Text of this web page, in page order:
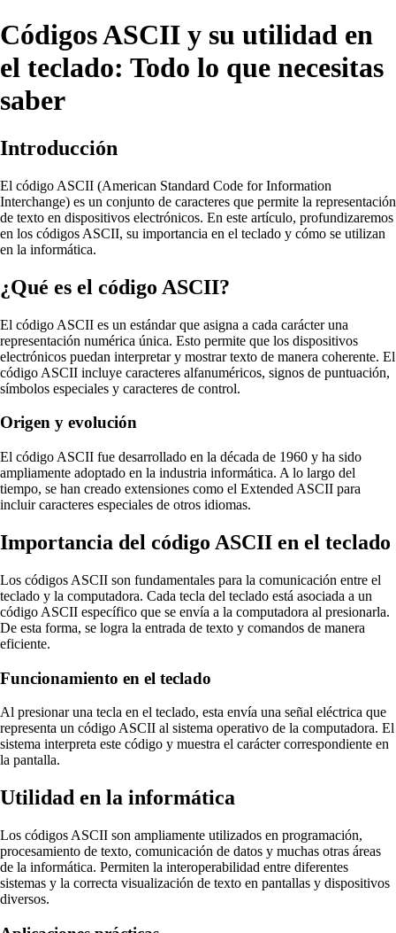
Códigos ASCII y su utilidad en
el teclado: Todo lo que necesitas
saber
Introducción
El código ASCII (American Standard Code for Information
Interchange) es un conjunto de caracteres que permite la representación
de texto en dispositivos electrónicos. En este artículo, profundizaremos
en los códigos ASCII, su importancia en el teclado y cómo se utilizan
en la informática.
¿Qué es el código ASCII?
El código ASCII es un estándar que asigna a cada carácter una
representación numérica única. Esto permite que los dispositivos
electrónicos puedan interpretar y mostrar texto de manera coherente. El
código ASCII incluye caracteres alfanuméricos, signos de puntuación,
símbolos especiales y caracteres de control.
Origen y evolución
El código ASCII fue desarrollado en la década de 1960 y ha sido
ampliamente adoptado en la industria informática. A lo largo del
tiempo, se han creado extensiones como el Extended ASCII para
incluir caracteres especiales de otros idiomas.
Importancia del código ASCII en el teclado
Los códigos ASCII son fundamentales para la comunicación entre el
teclado y la computadora. Cada tecla del teclado está asociada a un
código ASCII específico que se envía a la computadora al presionarla.
De esta forma, se logra la entrada de texto y comandos de manera
eficiente.
Funcionamiento en el teclado
Al presionar una tecla en el teclado, esta envía una señal eléctrica que
representa un código ASCII al sistema operativo de la computadora. El
sistema interpreta este código y muestra el carácter correspondiente en
la pantalla.
Utilidad en la informática
Los códigos ASCII son ampliamente utilizados en programación,
procesamiento de texto, comunicación de datos y muchas otras áreas
de la informática. Permiten la interoperabilidad entre diferentes
sistemas y la correcta visualización de texto en pantallas y dispositivos
diversos.